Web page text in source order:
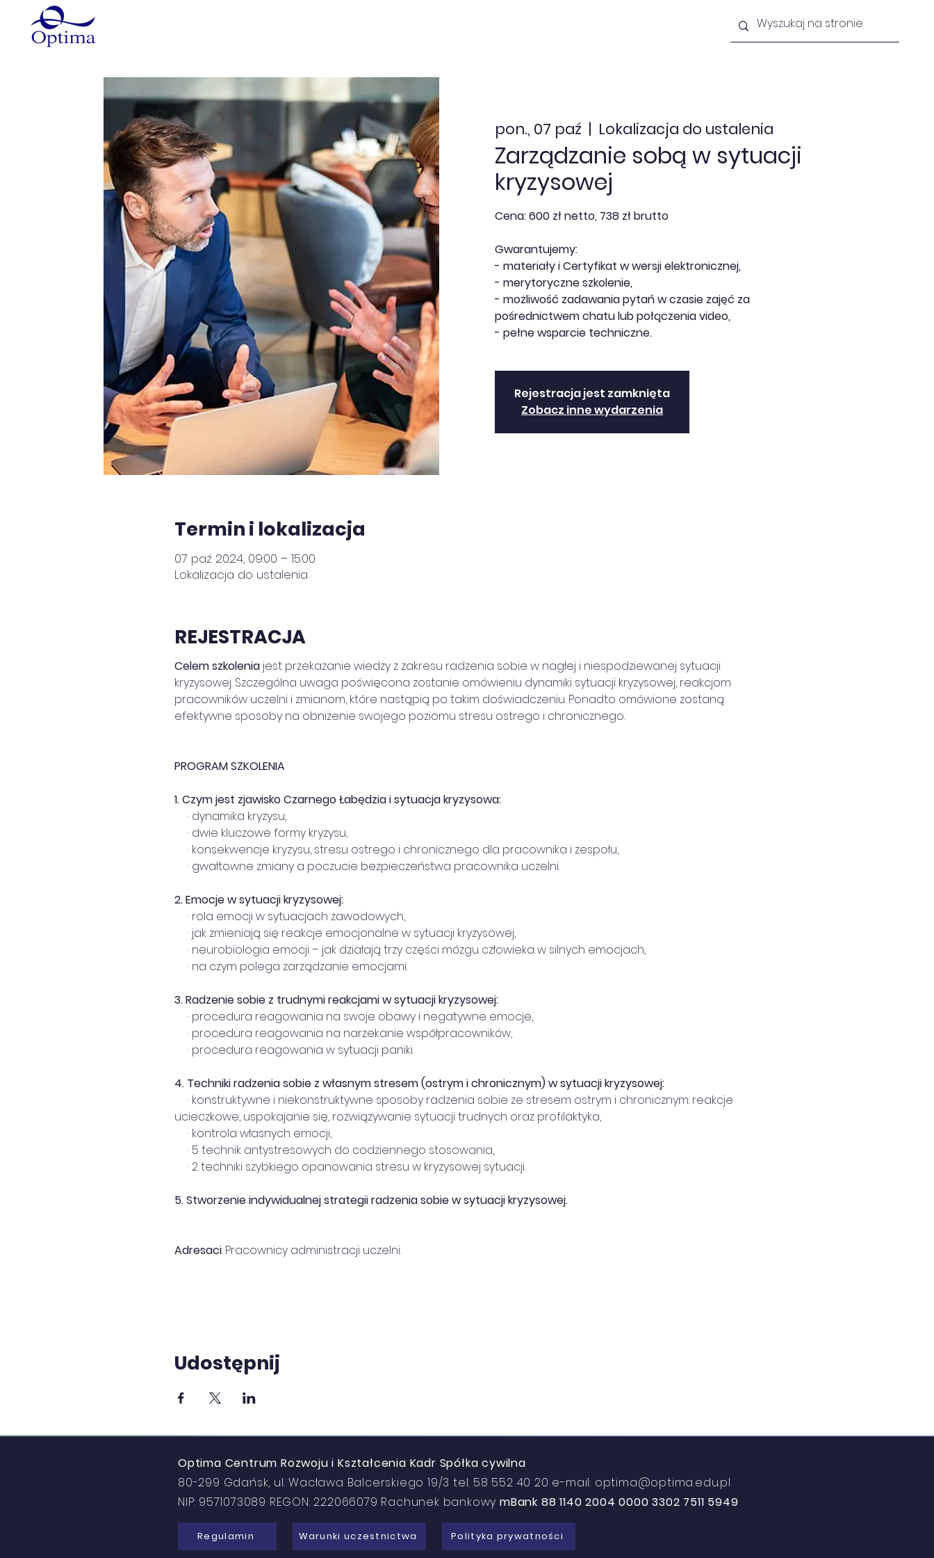
pon., 07 paź
  |
Lokalizacja do ustalenia
Zarządzanie sobą w sytuacji
kryzysowej
Cena: 600 zł netto, 738 zł brutto
Gwarantujemy:
- materiały i Certyfikat w wersji elektronicznej,
- merytoryczne szkolenie,
- możliwość zadawania pytań w czasie zajęć za
pośrednictwem chatu lub połączenia video,
- pełne wsparcie techniczne.
Rejestracja jest zamknięta
Zobacz inne wydarzenia
Termin i lokalizacja
07 paź 2024, 09:00 – 15:00
Lokalizacja do ustalenia
REJESTRACJA
Celem szkolenia jest przekazanie wiedzy z zakresu radzenia sobie w nagłej i niespodziewanej sytuacji
kryzysowej. Szczególna uwaga poświęcona zostanie omówieniu dynamiki sytuacji kryzysowej, reakcjom
pracowników uczelni i zmianom, które nastąpią po takim doświadczeniu. Ponadto omówione zostaną
efektywne sposoby na obniżenie swojego poziomu stresu ostrego i chronicznego.
PROGRAM SZKOLENIA
1.Czym jest zjawisko Czarnego Łabędzia i sytuacja kryzysowa:
· dynamika kryzysu,
· dwie kluczowe formy kryzysu,
· konsekwencje kryzysu, stresu ostrego i chronicznego dla pracownika i zespołu,
· gwałtowne zmiany a poczucie bezpieczeństwa pracownika uczelni.
2.Emocje w sytuacji kryzysowej:
· rola emocji w sytuacjach zawodowych,
· jak zmieniają się reakcje emocjonalne w sytuacji kryzysowej,
· neurobiologia emocji – jak działają trzy części mózgu człowieka w silnych emocjach,
· na czym polega zarządzanie emocjami.
3.Radzenie sobie z trudnymi reakcjami w sytuacji kryzysowej:
· procedura reagowania na swoje obawy i negatywne emocje,
· procedura reagowania na narzekanie współpracowników,
· procedura reagowania w sytuacji paniki.
4. Techniki radzenia sobie z własnym stresem (ostrym i chronicznym) w sytuacji kryzysowej:
· konstruktywne i niekonstruktywne sposoby radzenia sobie ze stresem ostrym i chronicznym: reakcje
ucieczkowe, uspokajanie się, rozwiązywanie sytuacji trudnych oraz profilaktyka,
· kontrola własnych emocji,
· 5 technik antystresowych do codziennego stosowania,
· 2 techniki szybkiego opanowania stresu w kryzysowej sytuacji.
5.Stworzenie indywidualnej strategii radzenia sobie w sytuacji kryzysowej.
Adresaci: Pracownicy administracji uczelni.
Udostępnij
Optima Centrum Rozwoju i Kształcenia Kadr Spółka cywilna
80-299 Gdańsk, ul. Wacława Balcerskiego 19/3 tel. 58 552 40 20 e-mail: optima@optima.edu.pl
NIP: 9571073089 REGON: 222066079 Rachunek bankowy mBank 88 1140 2004 0000 3302 7511 5949
Regulamin Warunki uczestnictwa Polityka prywatności